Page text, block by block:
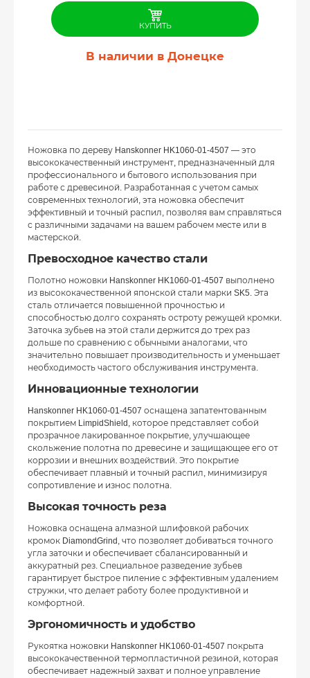
КУПИТЬ
В наличии в Донецке
Ножовка по дереву Hanskonner HK1060-01-4507 — это
высококачественный инструмент, предназначенный для
профессионального и бытового использования при
работе с древесиной. Разработанная с учетом самых
современных технологий, эта ножовка обеспечит
эффективный и точный распил, позволяя вам справляться
с различными задачами на вашем рабочем месте или в
мастерской.
Превосходное качество стали
Полотно ножовки Hanskonner HK1060-01-4507 выполнено
из высококачественной японской стали марки SK5. Эта
сталь отличается повышенной прочностью и
способностью долго сохранять остроту режущей кромки.
Заточка зубьев на этой стали держится до трех раз
дольше по сравнению с обычными аналогами, что
значительно повышает производительность и уменьшает
необходимость частого обслуживания инструмента.
Инновационные технологии
Hanskonner HK1060-01-4507 оснащена запатентованным
покрытием LimpidShield, которое представляет собой
прозрачное лакированное покрытие, улучшающее
скольжение полотна по древесине и защищающее его от
коррозии и внешних воздействий. Это покрытие
обеспечивает плавный и точный распил, минимизируя
сопротивление и износ полотна.
Высокая точность реза
Ножовка оснащена алмазной шлифовкой рабочих
кромок DiamondGrind, что позволяет добиваться точного
угла заточки и обеспечивает сбалансированный и
аккуратный рез. Специальное разведение зубьев
гарантирует быстрое пиление с эффективным удалением
стружки, что делает работу более продуктивной и
комфортной.
Эргономичность и удобство
Рукоятка ножовки Hanskonner HK1060-01-4507 покрыта
высококачественной термопластичной резиной, которая
обеспечивает надежный захват и полное управление